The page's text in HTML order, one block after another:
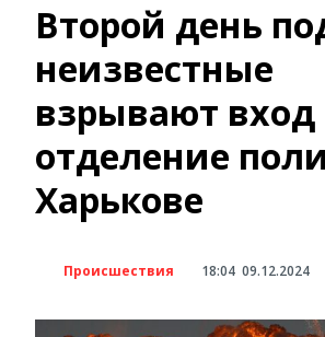
Второй день
неизвестные
взрывают вход
отделение
Харькове
Происшествия 18:04 09.12.2024